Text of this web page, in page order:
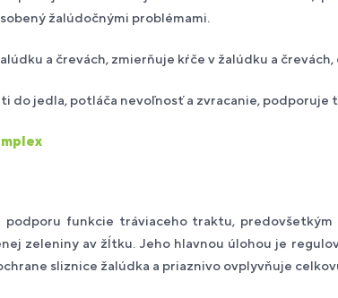
žalúdočnými problémami.
a črevách, zmierňuje kŕče v žalúdku a
do jedla, potláča nevoľnosť a zvracanie, podporuje
funkcie tráviaceho traktu,
zeleniny av žĺtku. Jeho hlavnou úlohou je
sliznice žalúdka a priaznivo ovplyvňuje